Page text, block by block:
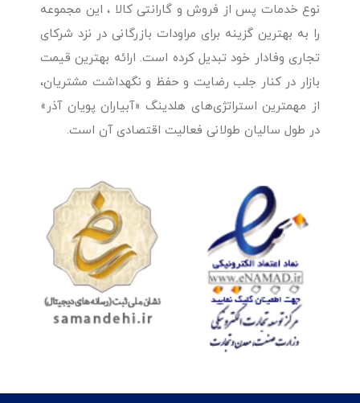
نوع خدمات پس از فروش و گارانتی کالا ، این مجموعه
را به بهترین گزینه برای مراودات بازرگانی در نزد شرکای
تجاری وفادار خود تبدیل کرده است. ارائه بهترین قیمت
بازار در کنار جلب رضایت و حفظ و نگهداشت مشتریان،
از مهمترین استراتژی‌های هلدینگ «آبیاران پویان آذر»
در طول سالیان طولانی فعالیت اقتصادی آن است.